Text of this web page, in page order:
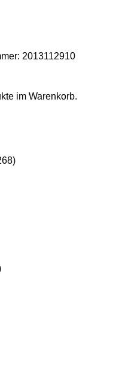
im Warenkorb.
2013112910